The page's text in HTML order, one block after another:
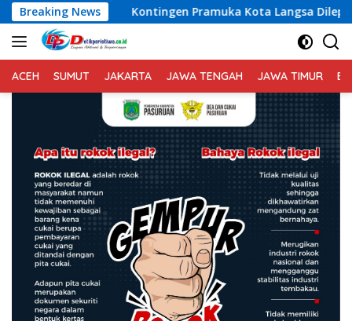
Langsung
ke
konten
Breaking News
Pramuka Kota Langsa Dilepas Wakil Walikota Menuju
ACEH SUMUT JAKARTA JAWA TENGAH JAWA TIMUR